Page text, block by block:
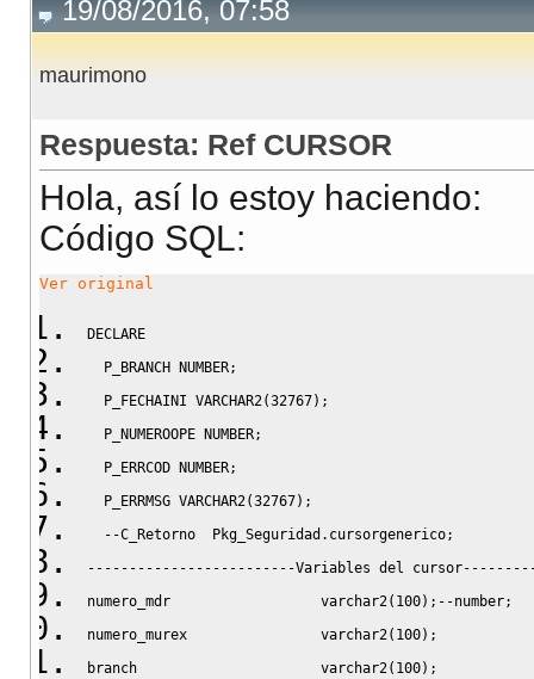
19/08/2016, 07:58
maurimono
Respuesta: Ref CURSOR
Hola, así lo estoy haciendo:
Código SQL:
Ver original
DECLARE
P_BRANCH NUMBER;
P_FECHAINI VARCHAR2(32767) ;
P_NUMEROOPE NUMBER;
P_ERRCOD NUMBER;
P_ERRMSG VARCHAR2(32767) ;
--C_Retorno  Pkg_Seguridad.cursorgenerico;
-------------------------Variables del
numero_mdr                  varchar2( 100) ; --number;
numero_murex                varchar2( 100) ;
branch                      varchar2( 100) ;